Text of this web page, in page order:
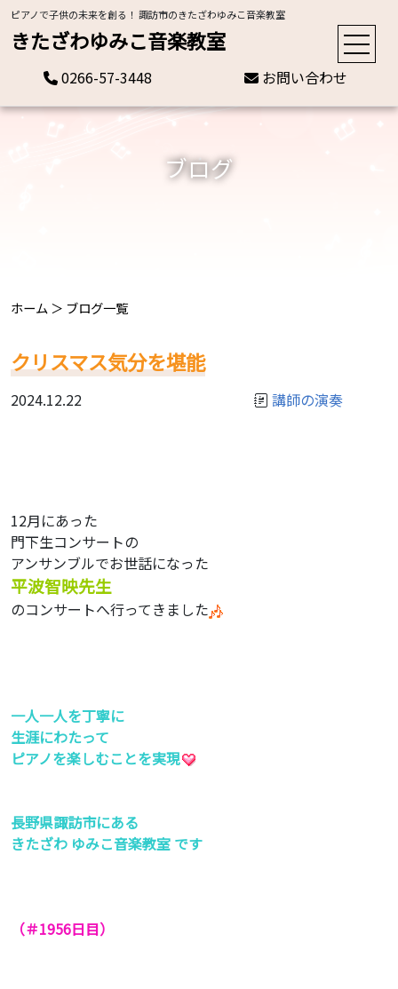
ピアノで子供の未来を創る！ 諏訪市のきたざわゆみこ音楽教室
きたざわゆみこ音楽教室
0266-57-3448 お問い合わせ
ブログ
ホーム ＞ ブログ一覧
クリスマス気分を堪能
2024.12.22 講師の演奏
12月にあった
門下生コンサートの
アンサンブルでお世話になった
平波智映先生
のコンサートへ行ってきました
一人一人を丁寧に
生涯にわたって
ピアノを楽しむことを実現
長野県諏訪市にある
きたざわ ゆみこ音楽教室 です
（＃1956日目）